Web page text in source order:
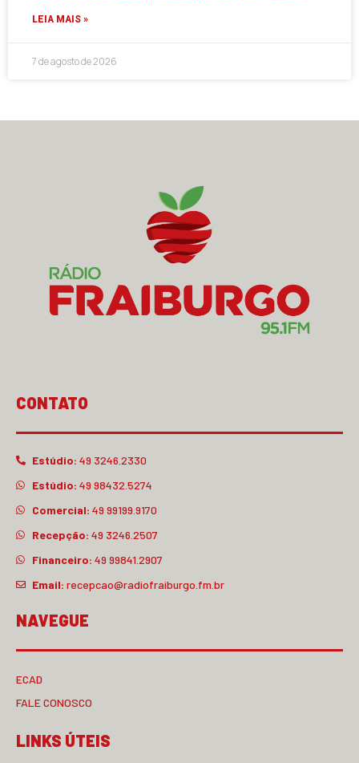
LEIA MAIS »
7 de agosto de 2026
CONTATO
Estúdio: 49 3246.2330
Estúdio: 49 98432.5274
Comercial: 49 99199.9170
Recepção: 49 3246.2507
Financeiro: 49 99841.2907
Email: recepcao@radiofraiburgo.fm.br
NAVEGUE
ECAD
FALE CONOSCO
LINKS ÚTEIS